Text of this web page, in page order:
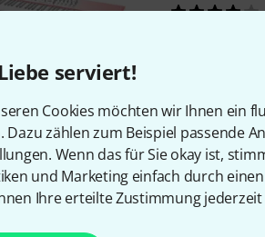
serviert!
Cookies möchten wir Ihnen ein
Dazu zählen zum Beispiel passende
Wenn das für Sie okay ist,
und Marketing einfach durch einen
Ihre erteilte Zustimmung
Sofort